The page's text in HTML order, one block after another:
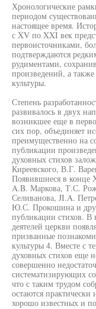
Хронологические
периодом
настоящее время.
с XV по XXI век
первоисточниками,
подтверждаются
рудиментами,
произведений, а
культуры.
Степень
развивалось в двух
возникшее еще в
сих пор, объединяет
преимущественно на
публикации
духовных стихов
Киреевского, В.Г.
Появившиеся в
A.B. Маркова, Т.С.
Селиванова, JI.A.
Ю.С. Прокошина и
публикации стихов. В
деятелей церкви
призванные
культуры 4. Вместе с
духовных стихов еще
совершенно
систематизирующих
что с таким трудом
остаются
хорошо известных и